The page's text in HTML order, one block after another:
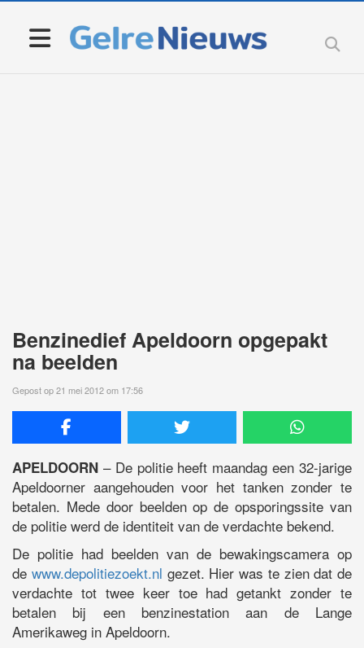
Benzinedief Apeldoorn opgepakt
na beelden
Gepost op 21 mei 2012 om 17:56
APELDOORN – De politie heeft maandag een 32-jarige
Apeldoorner aangehouden voor het tanken zonder te
betalen. Mede door beelden op de opsporingssite van
de politie werd de identiteit van de verdachte bekend.
De politie had beelden van de bewakingscamera op
de www.depolitiezoekt.nl gezet. Hier was te zien dat de
verdachte tot twee keer toe had getankt zonder te
betalen bij een benzinestation aan de Lange
Amerikaweg in Apeldoorn.